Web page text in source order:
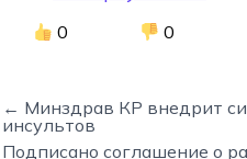
0 0
← Минздрав КР внедрит
инсультов
Подписано соглашение о